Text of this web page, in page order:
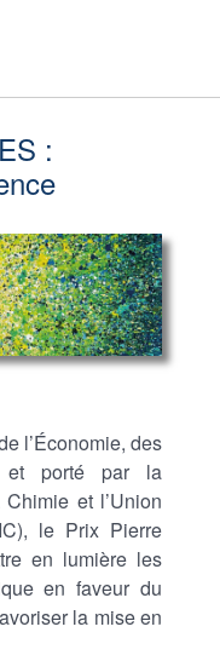
:
l’Économie, des
et porté par la
et l’Union
le Prix Pierre
en lumière les
en faveur du
la mise en